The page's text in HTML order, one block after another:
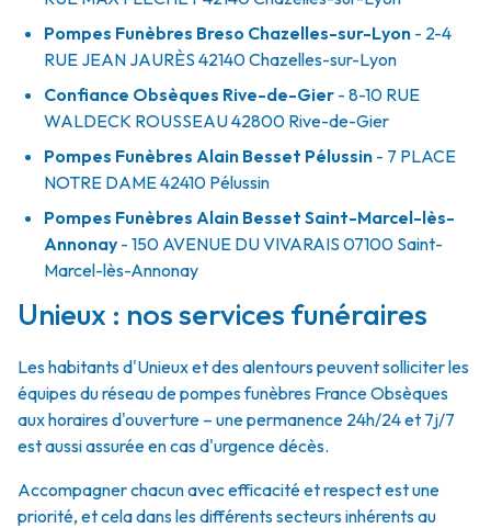
Pompes Funèbres Breso Chazelles-sur-Lyon - 2-4
RUE JEAN JAURÈS 42140Chazelles-sur-Lyon
Confiance Obsèques Rive-de-Gier - 8-10 RUE
WALDECK ROUSSEAU42800 Rive-de-Gier
Pompes Funèbres Alain Besset Pélussin - 7 PLACE
NOTRE DAME42410 Pélussin
Pompes Funèbres Alain Besset Saint-Marcel-lès-
Annonay - 150 AVENUE DU VIVARAIS 07100 Saint-
Marcel-lès-Annonay
Unieux : nos services funéraires
Les habitants d'Unieux et des alentours peuvent solliciter les
équipes du réseau de pompes funèbres France Obsèques
aux horaires d'ouverture – une permanence 24h/24 et 7j/7
est aussi assurée en cas d'urgence décès.
Accompagner chacun avec efficacité et respect est une
priorité, et cela dans les différents secteurs inhérents au